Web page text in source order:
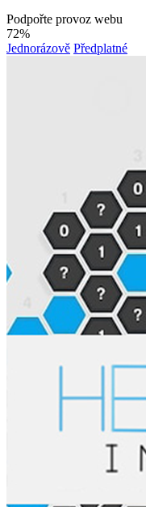
Podpořte provoz webu
72%
Jednorázově Předplatné